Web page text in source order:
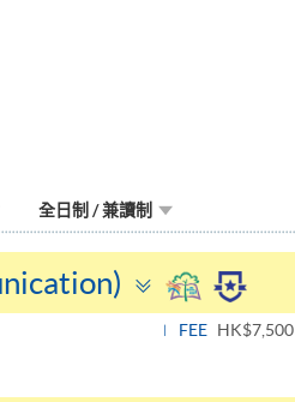
全日制 / 兼讀制
Toggle
panel
FEE HK$7,500